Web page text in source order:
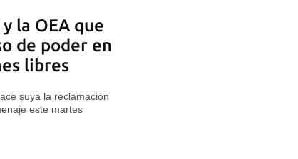
la OEA que
de poder en
libres
suya la reclamación
este martes